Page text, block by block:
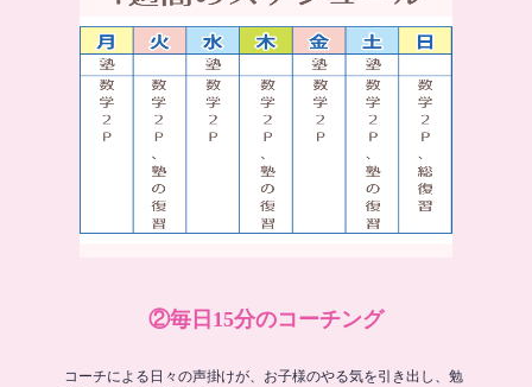
②毎日15分のコーチング
コーチによる日々の声掛けが、お子様のやる気を引き出し、勉